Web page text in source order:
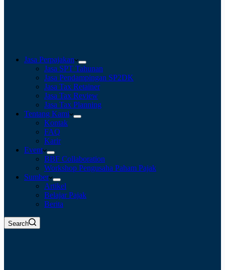
Jasa Perpajakan
Jasa SPT Tahunan
Jasa Pendampingan SP2DK
Jasa Tax Retainer
Jasa Tax Review
Jasa Tax Planning
Tentang Kami
Kontak
FAQ
Karir
Event
BBF Collaboration
Workshop Pengusaha Paham Pajak
Sumber
Artikel
Belajar Pajak
Berita
Search